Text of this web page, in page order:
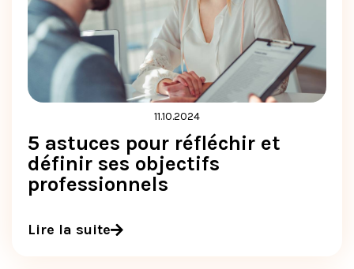
11.10.2024
5 astuces pour réfléchir et
définir ses objectifs
professionnels
Lire la suite